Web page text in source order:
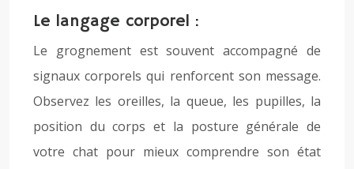
Le langage corporel :
Le grognement est souvent accompagné de
signaux corporels qui renforcent son message.
Observez les oreilles, la queue, les pupilles, la
position du corps et la posture générale de
votre chat pour mieux comprendre son état